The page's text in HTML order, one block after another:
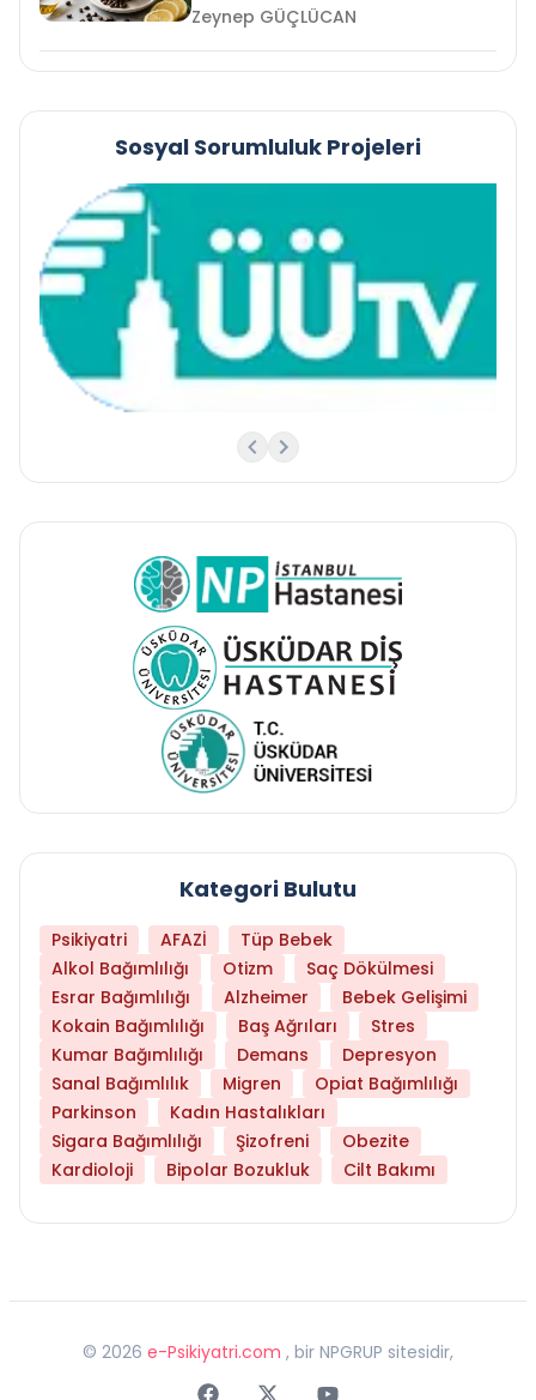
Zeynep GÜÇLÜCAN
Sosyal Sorumluluk Projeleri
Kategori Bulutu
Psikiyatri AFAZİ
Tüp Bebek
Alkol Bağımlılığı
Otizm
Saç Dökülmesi
Esrar Bağımlılığı
Alzheimer
Bebek Gelişimi
Kokain Bağımlılığı
Baş Ağrıları
Stres
Kumar Bağımlılığı
Demans
Depresyon
Sanal Bağımlılık
Migren
Opiat Bağımlılığı
Parkinson
Kadın Hastalıkları
Sigara Bağımlılığı
Şizofreni
Obezite
Kardioloji
Bipolar Bozukluk Cilt Bakımı
© 2026 e-Psikiyatri.com , bir NPGRUP sitesidir,